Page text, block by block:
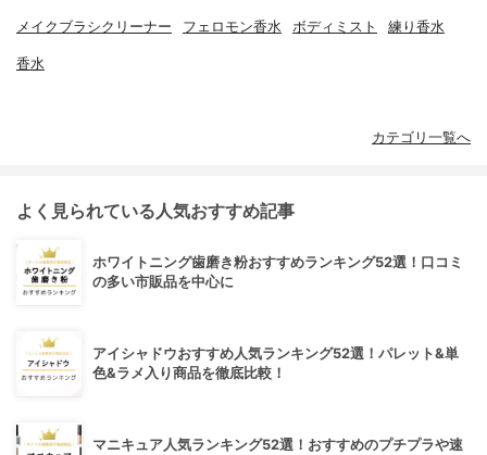
メイクブラシクリーナー フェロモン香水 ボディミスト 練り香水
香水
カテゴリ一覧へ
よく見られている人気おすすめ記事
ホワイトニング歯磨き粉おすすめランキング52選！口コミ
の多い市販品を中心に
アイシャドウおすすめ人気ランキング52選！パレット&単
色&ラメ入り商品を徹底比較！
マニキュア人気ランキング52選！おすすめのプチプラや速